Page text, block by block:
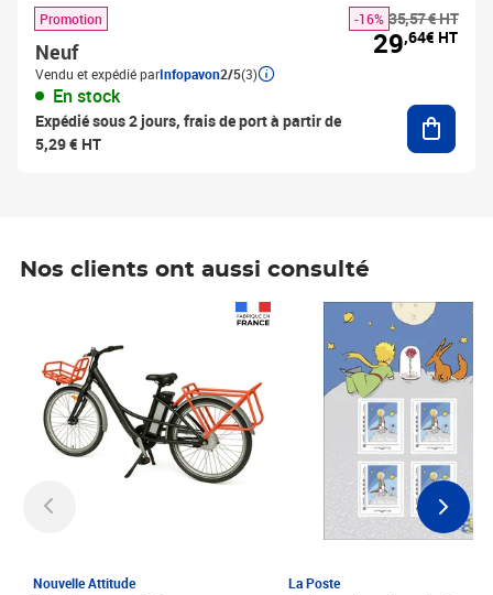
Promotion
Neuf
Vendu et expédié parInfopavon2/5(3)
En stock
Expédié sous 2 jours, frais de port à partir de
5,29 € HT
35,57 € HT
-16%
29,64€ HT
Nos clients ont aussi consulté
Nouvelle Attitude La Poste
Prix 6,25€ HT